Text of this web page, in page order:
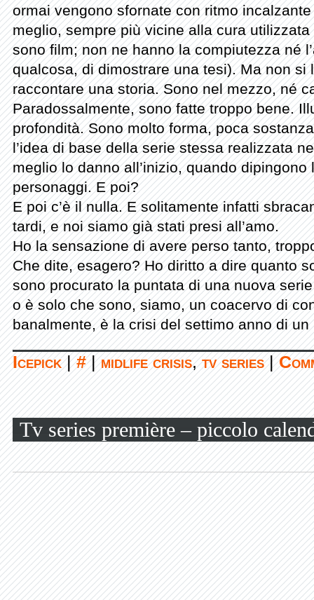
ormai vengono sfornate con ritmo
meglio, sempre più vicine alla cura
sono film; non ne hanno la compiutezza né
qualcosa, di dimostrare una tesi). Ma non si
raccontare una storia. Sono nel mezzo, né
Paradossalmente, sono fatte troppo bene.
profondità. Sono molto forma, poca
l’idea di base della serie stessa realizzata
meglio lo danno all’inizio, quando dipingono
personaggi. E poi?
E poi c’è il nulla. E solitamente infatti
tardi, e noi siamo già stati presi all’amo.
Ho la sensazione di avere perso tanto,
Che dite, esagero? Ho diritto a dire quanto
sono procurato la puntata di una nuova
o è solo che sono, siamo, un coacervo di
banalmente, è la crisi del settimo anno di un
Icepick|#|midlife crisis,tv series|
Tv series première – piccolo